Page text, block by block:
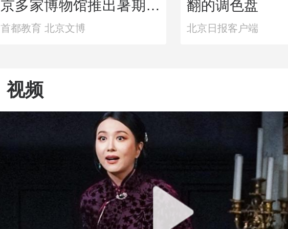
京多家博物馆推出暑期亲
子研学活动
首都教育 北京文博
翻的调色盘
北京日报客户端
视频